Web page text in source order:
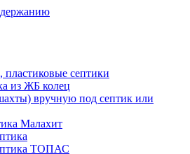
септики
из ЖБ колец
вручную под септик или
Малахит
ТОПАС